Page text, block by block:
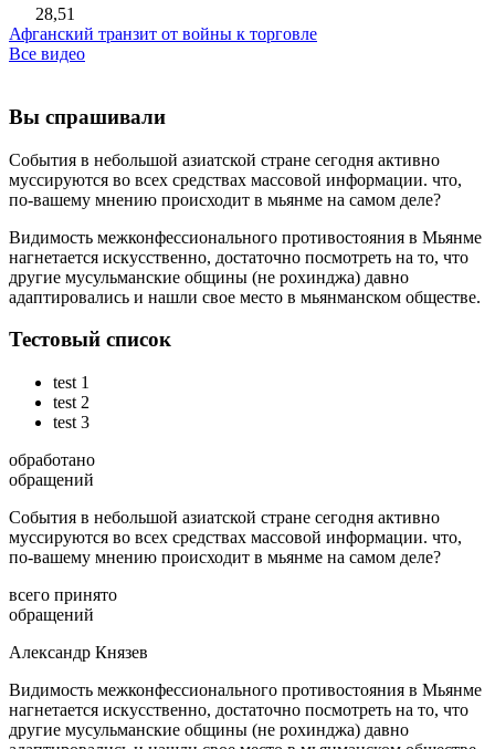
28,51
Афганский транзит от войны к торговле
Все видео
Вы спрашивали
События в небольшой азиатской стране сегодня активно
муссируются во всех средствах массовой информации. что,
по-вашему мнению происходит в мьянме на самом деле?
Видимость межконфессионального противостояния в Мьянме
нагнетается искусственно, достаточно посмотреть на то, что
другие мусульманские общины (не рохинджа) давно
адаптировались и нашли свое место в мьянманском обществе.
Тестовый список
test 1
test 2
test 3
обработано
обращений
События в небольшой азиатской стране сегодня активно
муссируются во всех средствах массовой информации. что,
по-вашему мнению происходит в мьянме на самом деле?
всего принято
обращений
Александр Князев
Видимость межконфессионального противостояния в Мьянме
нагнетается искусственно, достаточно посмотреть на то, что
другие мусульманские общины (не рохинджа) давно